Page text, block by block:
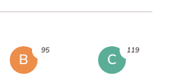
B
95
C
119